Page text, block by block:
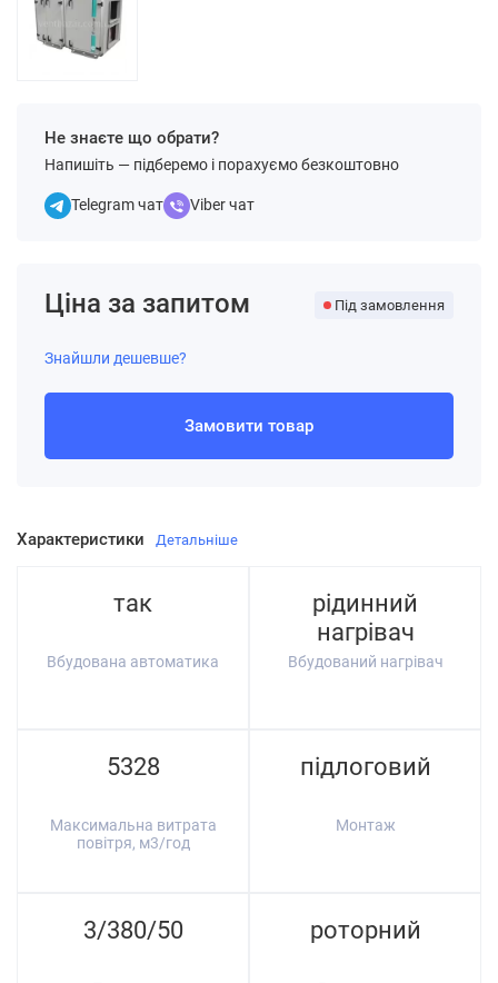
Не знаєте що обрати?
Напишіть — підберемо і порахуємо безкоштовно
Telegram чат Viber чат
Характеристики Детальніше
так
Вбудована автоматика
рідинний
нагрівач
Вбудований нагрівач
5328
Максимальна витрата
повітря, м3/год
підлоговий
Монтаж
3/380/50 роторний
Ціна за запитом Під замовлення
Знайшли дешевше?
Замовити товар